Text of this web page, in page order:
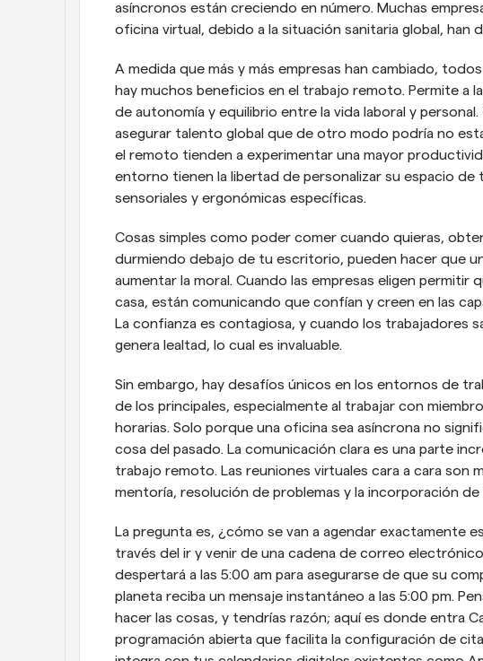
asíncronos están creciendo en número. Muchas
oficina virtual, debido a la situación sanitaria global, han
A medida que más y más empresas han cambiado,
hay muchos beneficios en el trabajo remoto. Permite a
de autonomía y equilibrio entre la vida laboral y personal.
asegurar talento global que de otro modo podría no
el remoto tienden a experimentar una mayor
entorno tienen la libertad de personalizar su espacio de
sensoriales y ergonómicas específicas.
Cosas simples como poder comer cuando quieras,
durmiendo debajo de tu escritorio, pueden hacer que
aumentar la moral. Cuando las empresas eligen permitir
casa, están comunicando que confían y creen en las
La confianza es contagiosa, y cuando los trabajadores
genera lealtad, lo cual es invaluable.
Sin embargo, hay desafíos únicos en los entornos de
de los principales, especialmente al trabajar con
horarias. Solo porque una oficina sea asíncrona no
cosa del pasado. La comunicación clara es una parte
trabajo remoto. Las reuniones virtuales cara a cara son
mentoría, resolución de problemas y la incorporación
La pregunta es, ¿cómo se van a agendar exactamente
través del ir y venir de una cadena de correo
despertará a las 5:00 am para asegurarse de que su
planeta reciba un mensaje instantáneo a las 5:00 pm.
hacer las cosas, y tendrías razón; aquí es donde entra
programación abierta que facilita la configuración de